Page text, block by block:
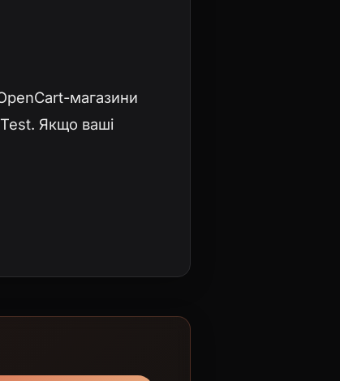
магазини
Якщо ваші